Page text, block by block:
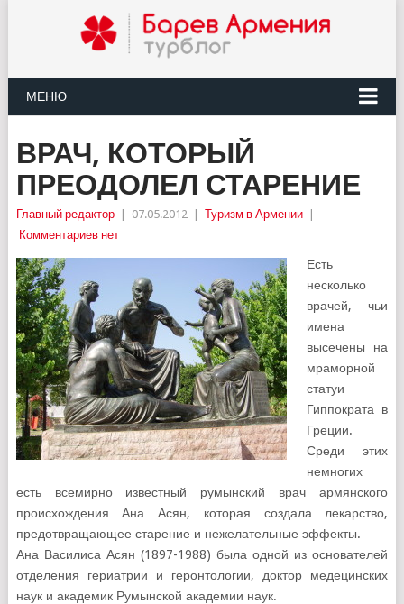
МЕНЮ
ВРАЧ, КОТОРЫЙ
ПРЕОДОЛЕЛ СТАРЕНИЕ
Главный редактор 07.05.2012 Туризм в Армении
Комментариев нет
Есть
несколько
врачей, чьи
имена
высечены на
мраморной
статуи
Гиппократа в
Греции.
Среди этих
немногих
есть всемирно известный румынский врач армянского
происхождения Ана Асян, которая создала лекарство,
предотвращающее старение и нежелательные эффекты.
Ана Василиса Асян (1897-1988) была одной из основателей
отделения гериатрии и геронтологии, доктор медецинских
наук и академик Румынской академии наук.